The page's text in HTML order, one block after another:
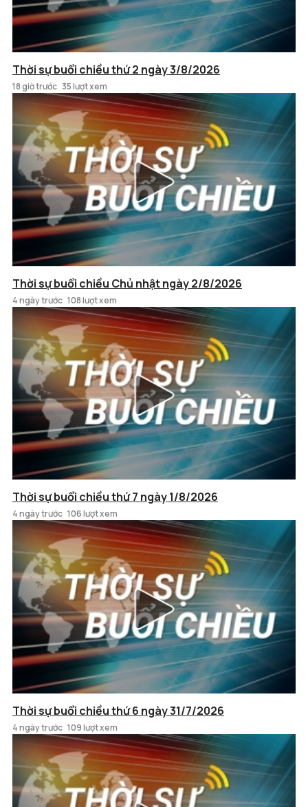
Thời sự buổi chiều thứ 2 ngày 3/8/2026
18 giờ trước 35 lượt xem
Thời sự buổi chiều Chủ nhật ngày 2/8/2026
4 ngày trước 108 lượt xem
Thời sự buổi chiều thứ 7 ngày 1/8/2026
4 ngày trước 106 lượt xem
Thời sự buổi chiều thứ 6 ngày 31/7/2026
4 ngày trước 109 lượt xem